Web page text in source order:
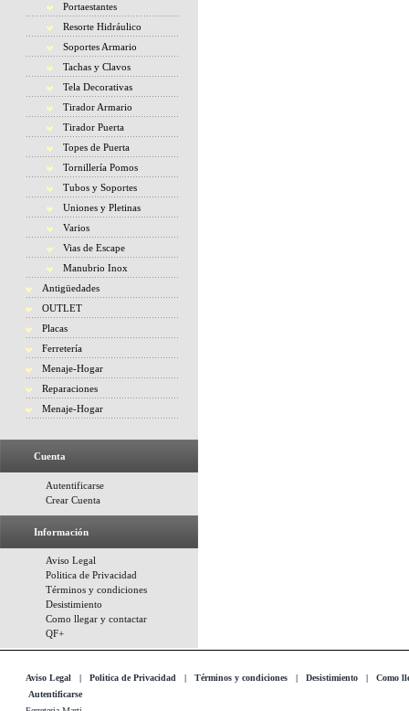
Portaestantes
Resorte Hidráulico
Soportes Armario
Tachas y Clavos
Tela Decorativas
Tirador Armario
Tirador Puerta
Topes de Puerta
Tornillería Pomos
Tubos y Soportes
Uniones y Pletinas
Varios
Vias de Escape
Manubrio Inox
Antigüedades
OUTLET
Placas
Ferretería
Menaje-Hogar
Reparaciones
Menaje-Hogar
Cuenta
Autentificarse
Crear Cuenta
Información
Aviso Legal
Politica de Privacidad
Términos y condiciones
Desistimiento
Como llegar y contactar
QF+
Aviso Legal | Politica de Privacidad | Términos y condiciones | Desistimiento | Como
Autentificarse